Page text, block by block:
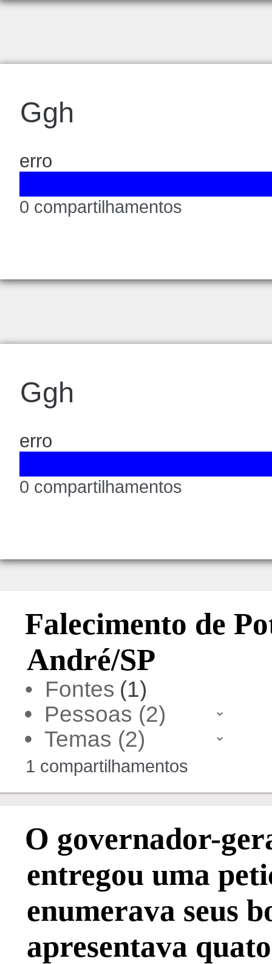
Ggh
erro
0 compartilhamentos
Ggh
erro
0 compartilhamentos
Falecimento de
André/SP
• Fontes(1)
•
•
1 compartilhamentos
O governador-
entregou uma
enumerava seus
apresentava